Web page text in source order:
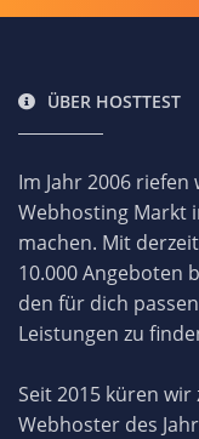
ÜBER HOSTTEST
Im Jahr 2006 riefen
Webhosting Markt
machen. Mit
10.000 Angeboten
den für dich
Leistungen zu
Seit 2015 küren
Webhoster des